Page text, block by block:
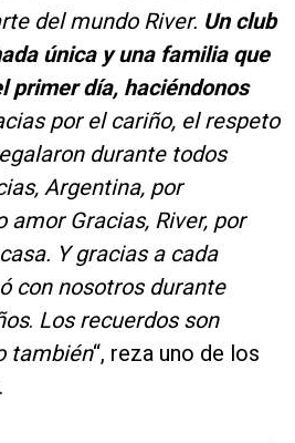
del mundo River. Un club
única y una familia que
primer día, haciéndonos
por el cariño, el respeto
durante todos
Argentina, por
Gracias, River, por
Y gracias a cada
con nosotros durante
. Los recuerdos son
también“, reza uno de los